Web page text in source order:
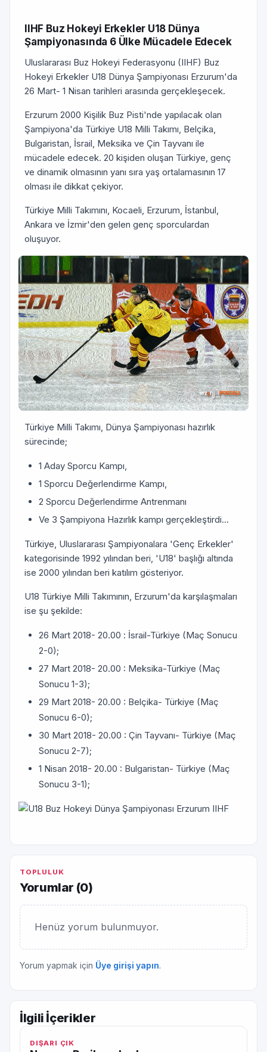
IIHF Buz Hokeyi Erkekler U18 Dünya
Şampiyonasında 6 Ülke Mücadele Edecek
Uluslararası Buz Hokeyi Federasyonu (IIHF) Buz
Hokeyi Erkekler U18 Dünya Şampiyonası Erzurum'da
26 Mart- 1 Nisan tarihleri arasında gerçekleşecek.
Erzurum 2000 Kişilik Buz Pisti'nde yapılacak olan
Şampiyona'da Türkiye U18 Milli Takımı, Belçika,
Bulgaristan, İsrail, Meksika ve Çin Tayvanı ile
mücadele edecek. 20 kişiden oluşan Türkiye, genç
ve dinamik olmasının yanı sıra yaş ortalamasının 17
olması ile dikkat çekiyor.
Türkiye Milli Takımını, Kocaeli, Erzurum, İstanbul,
Ankara ve İzmir'den gelen genç sporculardan
oluşuyor.
Türkiye Milli Takımı, Dünya Şampiyonası hazırlık
sürecinde;
1 Aday Sporcu Kampı,
1 Sporcu Değerlendirme Kampı,
2 Sporcu Değerlendirme Antrenmanı
Ve 3 Şampiyona Hazırlık kampı gerçekleştirdi...
Türkiye, Uluslararası Şampiyonalara 'Genç Erkekler'
kategorisinde 1992 yılından beri, 'U18' başlığı altında
ise 2000 yılından beri katılım gösteriyor.
U18 Türkiye Milli Takımının, Erzurum'da karşılaşmaları
ise şu şekilde:
26 Mart 2018- 20.00 : İsrail-Türkiye (Maç Sonucu
2-0);
27 Mart 2018- 20.00 : Meksika-Türkiye (Maç
Sonucu 1-3);
29 Mart 2018- 20.00 : Belçika- Türkiye (Maç
Sonucu 6-0);
30 Mart 2018- 20.00 : Çin Tayvanı- Türkiye (Maç
Sonucu 2-7);
1 Nisan 2018- 20.00 : Bulgaristan- Türkiye (Maç
Sonucu 3-1);
TOPLULUK
Yorumlar (0)
Henüz yorum bulunmuyor.
Yorum yapmak için Üye girişi yapın.
İlgili İçerikler
DIŞARI ÇIK